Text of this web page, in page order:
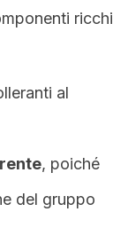
ricchi
al
, poiché
del gruppo